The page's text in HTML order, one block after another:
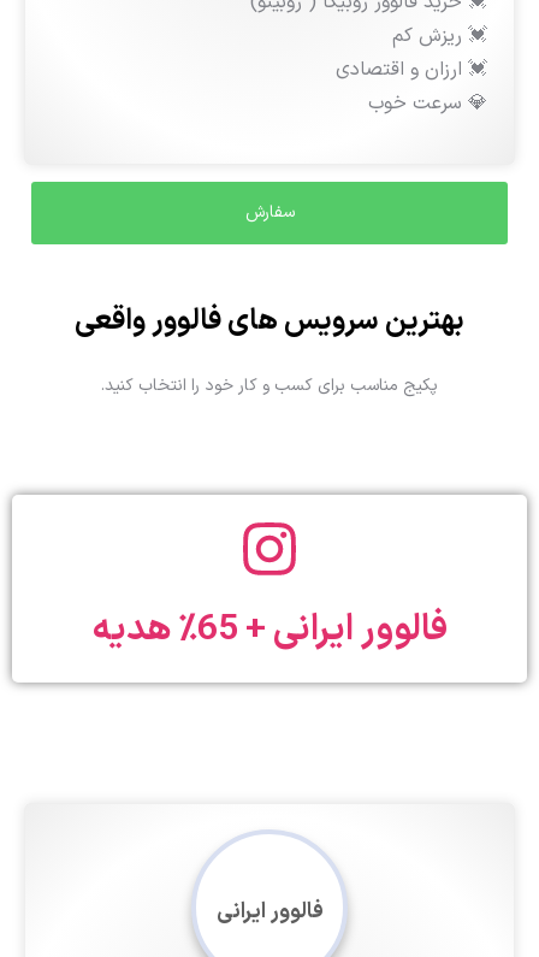
💓 ریزش کم
💓 ارزان و اقتصادی
💎 سرعت خوب
بهترین سرویس های فالوور واقعی
پکیج مناسب برای کسب و کار خود را انتخاب کنید.
فالوور ایرانی + 65٪ هدیه
فالوور ایرانی